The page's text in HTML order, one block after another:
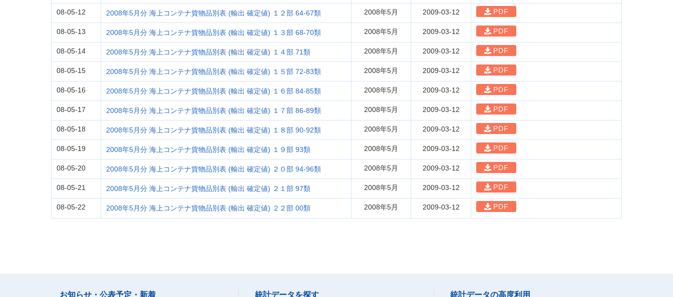
08-05-12 2008年5月分 海上コンテナ貨物品別表 (輸出 確定値) １２部 64-67類 2008年5月 2009-03-12 PDF
08-05-13 2008年5月分 海上コンテナ貨物品別表 (輸出 確定値) １３部 68-70類 2008年5月 2009-03-12 PDF
08-05-14 2008年5月分 海上コンテナ貨物品別表 (輸出 確定値) １４部 71類 2008年5月 2009-03-12 PDF
08-05-15 2008年5月分 海上コンテナ貨物品別表 (輸出 確定値) １５部 72-83類 2008年5月 2009-03-12 PDF
08-05-16 2008年5月分 海上コンテナ貨物品別表 (輸出 確定値) １６部 84-85類 2008年5月 2009-03-12 PDF
08-05-17 2008年5月分 海上コンテナ貨物品別表 (輸出 確定値) １７部 86-89類 2008年5月 2009-03-12 PDF
08-05-18 2008年5月分 海上コンテナ貨物品別表 (輸出 確定値) １８部 90-92類 2008年5月 2009-03-12 PDF
08-05-19 2008年5月分 海上コンテナ貨物品別表 (輸出 確定値) １９部 93類 2008年5月 2009-03-12 PDF
08-05-20 2008年5月分 海上コンテナ貨物品別表 (輸出 確定値) ２０部 94-96類 2008年5月 2009-03-12 PDF
08-05-21 2008年5月分 海上コンテナ貨物品別表 (輸出 確定値) ２１部 97類 2008年5月 2009-03-12 PDF
08-05-22 2008年5月分 海上コンテナ貨物品別表 (輸出 確定値) ２２部 00類 2008年5月 2009-03-12 PDF
お知らせ・公表予定・新着 統計データを探す 統計データの高度利用